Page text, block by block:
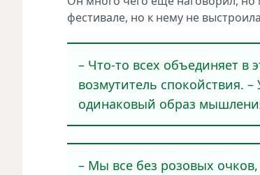
фестивале, но к нему не
– Что-то всех объединяет в
возмутитель спокойствия.
одинаковый образ
– Мы все без розовых